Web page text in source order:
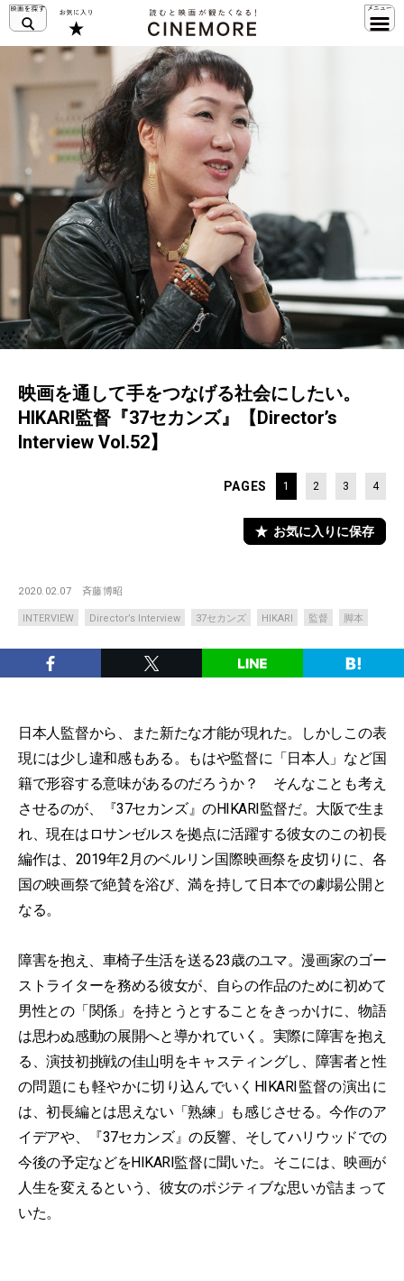
映画を通して手をつなげる社会にしたい。
HIKARI監督『37セカンズ』【Director’s
Interview Vol.52】
PAGES 1 2 3 4
お気に入りに保存
2020.02.07 斉藤博昭
INTERVIEW Director’s Interview 37セカンズ HIKARI 監督 脚本
日本人監督から、また新たな才能が現れた。しかしこの表
現には少し違和感もある。もはや監督に「日本人」など国
籍で形容する意味があるのだろうか？ そんなことも考え
させるのが、『37セカンズ』のHIKARI監督だ。大阪で生ま
れ、現在はロサンゼルスを拠点に活躍する彼女のこの初長
編作は、2019年2月のベルリン国際映画祭を皮切りに、各
国の映画祭で絶賛を浴び、満を持して日本での劇場公開と
なる。
障害を抱え、車椅子生活を送る23歳のユマ。漫画家のゴー
ストライターを務める彼女が、自らの作品のために初めて
男性との「関係」を持とうとすることをきっかけに、物語
は思わぬ感動の展開へと導かれていく。実際に障害を抱え
る、演技初挑戦の佳山明をキャスティングし、障害者と性
の問題にも軽やかに切り込んでいくHIKARI監督の演出に
は、初長編とは思えない「熟練」も感じさせる。今作のア
イデアや、『37セカンズ』の反響、そしてハリウッドでの
今後の予定などをHIKARI監督に聞いた。そこには、映画が
人生を変えるという、彼女のポジティブな思いが詰まって
いた。